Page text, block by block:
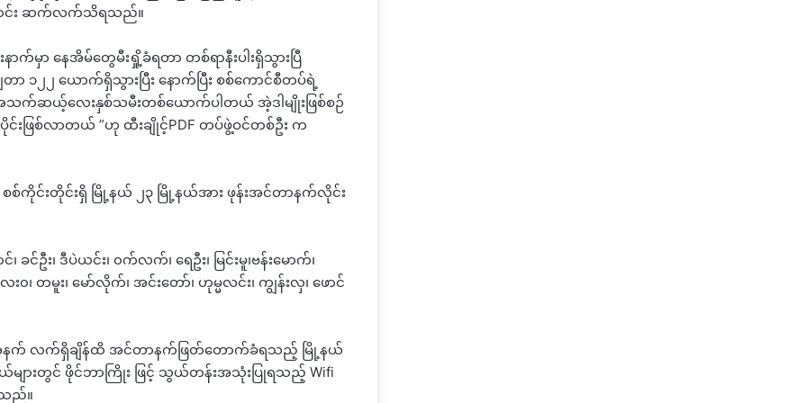
ောင်း ဆက်လက်သိရသည်။
မှာ နေအိမ်တွေမီးရှို့ခံရတာ တစ်ရာနီးပါးရှိသွားပြီ
၁၂၂ ယောက်ရှိသွားပြီး နောက်ပြီး စစ်ကောင်စီတပ်ရဲ့
က်ဆယ့်လေးနှစ်သမီးတစ်ယောက်ပါတယ် အဲ့ဒါမျိုးဖြစ်စဉ်
ဖြစ်လာတယ် ”ဟု ထီးချိုင့်PDF တပ်ဖွဲ့ဝင်တစ်ဦး က
င်းတိုင်းရှိ မြို့နယ် ၂၃ မြို့နယ်အား ဖုန်းအင်တာနက်လိုင်း
၊ ခင်ဦး၊ ဒီပဲယင်း၊ ၀က်လက်၊ ရေဦး၊ မြင်းမူ၊ဗန်းမောက်၊
တမူး၊ မော်လိုက်၊ အင်းတော်၊ ဟုမ္မလင်း၊ ကျွန်းလှ၊ ဖောင်
နက် လက်ရှိချိန်ထိ အင်တာနက်ဖြတ်တောက်ခံရသည့် မြို့နယ်
များတွင် ဖိုင်ဘာကြိုး ဖြင့် သွယ်တန်းအသုံးပြုရသည့် Wifi
သည်။